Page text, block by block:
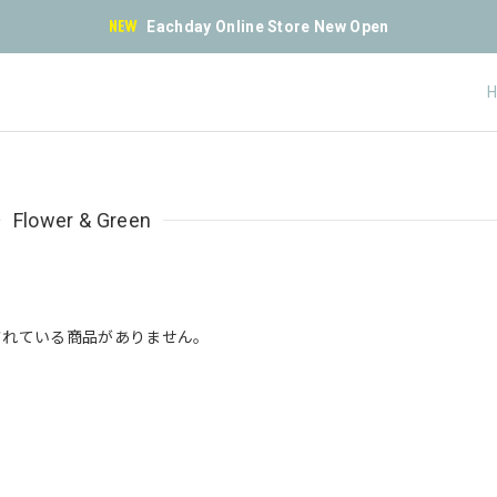
Eachday Online Store New Open
Flower & Green
ている商品がありません。